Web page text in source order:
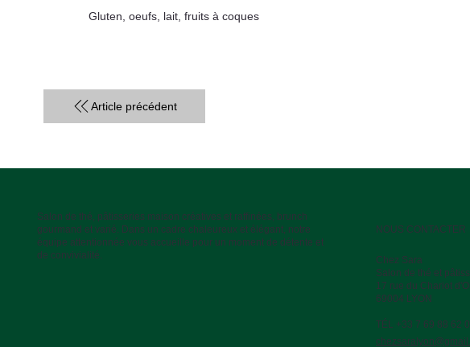
Gluten, oeufs, lait, fruits à coques
Article précédent
Salon de thé, pâtisseries maison créatives et raffinées, brunch
gourmand et varié. Dans un cadre chaleureux et élégant, notre
équipe attentionnée vous accueille pour un moment de détente et
de convivialité.
NOUS CONTACTER
Chez Sara
Salon de thé et
17 rue du Chariot
69004 LYON
TÉL +33 7 69 88 62